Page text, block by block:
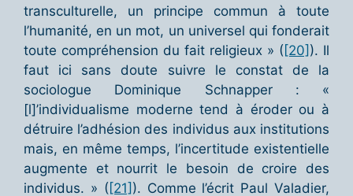
transculturelle, un principe commun à toute
l’humanité, en un mot, un universel qui fonderait
toute compréhension du fait religieux » ([20] ). Il
faut ici sans doute suivre le constat de la
sociologue Dominique Schnapper : «
[l]’individualisme moderne tend à éroder ou à
détruire l’adhésion des individus aux institutions
mais, en même temps, l’incertitude existentielle
augmente et nourrit le besoin de croire des
individus. » ([21] ). Comme l’écrit Paul Valadier,